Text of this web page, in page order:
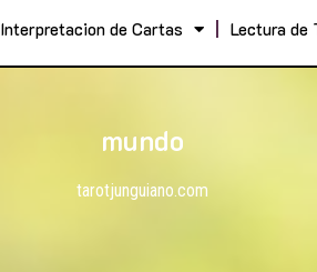
Interpretacion de Cartas Lectura de
mundo
tarotjunguiano.com